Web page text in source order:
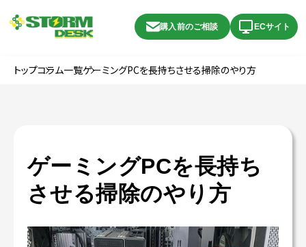
購入前のご相談 ECサイト
トップコラム一覧ゲーミングPCを長持ちさせる掃除のやり方
ゲーミングPCを長持ち
させる掃除のやり方